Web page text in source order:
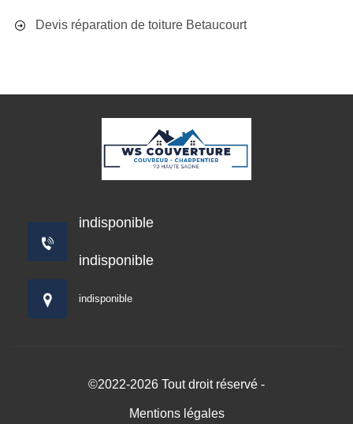
Devis réparation de toiture Betaucourt
indisponible
indisponible
indisponible
©2022-2026 Tout droit réservé -
Mentions légales